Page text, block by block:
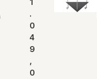
1
.
0
4
9
,
0